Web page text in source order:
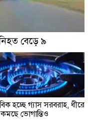
বেড়ে ৯
হচ্ছে গ্যাস সরবরাহ, ধীরে
ভোগান্তিও